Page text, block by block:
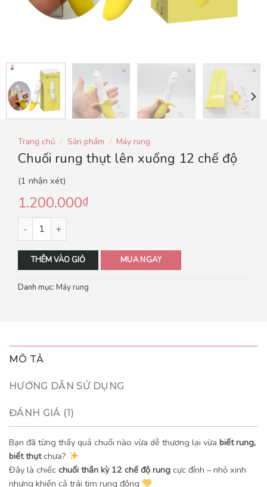
Trang chủ / Sản phẩm / Máy rung
Chuối rung thụt lên xuống 12 chế độ
(1 nhận xét)
1.200.000₫
THÊM VÀO GIỎ MUA NGAY
Danh mục: Máy rung
MÔ TẢ
HƯỚNG DẪN SỬ DỤNG
ĐÁNH GIÁ (1)
Bạn đã từng thấy quả chuối nào vừa dễ thương lại vừa biết rung,
biết thụtchưa?
Đây là chiếc chuối thần kỳ 12 chế độ rung cực đỉnh – nhỏ xinh
nhưng khiến cả trái tim rung động